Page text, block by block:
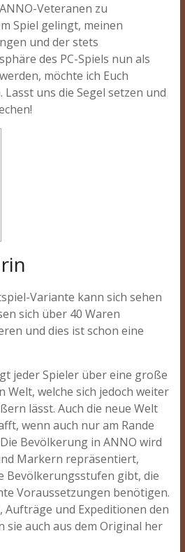
Veteranen zu
Spiel gelingt, meinen
und der stets
des PC-Spiels nun als
möchte ich Euch
uns die Segel setzen und
Variante kann sich sehen
sich über 40 Waren
und dies ist schon eine
jeder Spieler über eine große
Welt, welche sich jedoch weiter
lässt. Auch die neue Welt
wenn auch nur am Rande
Bevölkerung in ANNO wird
Markern repräsentiert,
Bevölkerungsstufen gibt, die
Voraussetzungen benötigen.
Aufträge und Expeditionen den
sie auch aus dem Original her